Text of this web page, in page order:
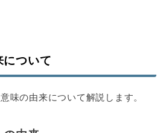
ついて
味の由来について解説します。